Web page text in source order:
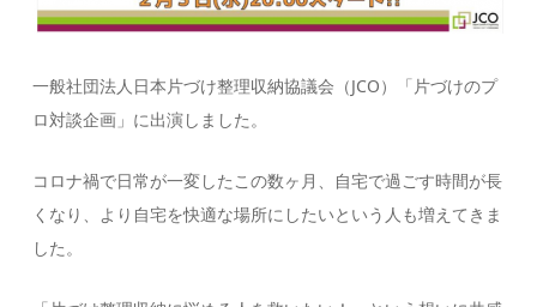
一般社団法人日本片づけ整理収納協議会（JCO）「片づけのプ
ロ対談企画」に出演しました。
コロナ禍で日常が一変したこの数ヶ月、自宅で過ごす時間が長
くなり、より自宅を快適な場所にしたいという人も増えてきま
した。